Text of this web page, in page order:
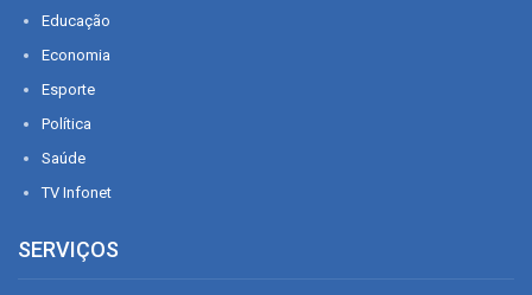
Educação
Economia
Esporte
Política
Saúde
TV Infonet
SERVIÇOS